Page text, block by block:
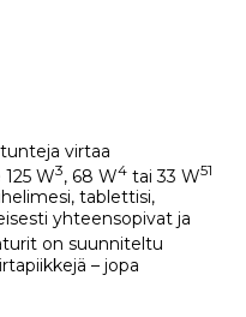
virtaa
W3, 68 W4 tai 33 W51
tablettisi,
yhteensopivat ja
on suunniteltu
– jopa